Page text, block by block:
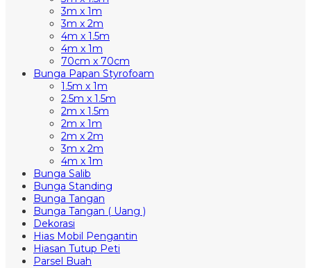
3m x 1m
3m x 2m
4m x 1.5m
4m x 1m
70cm x 70cm
Bunga Papan Styrofoam
1.5m x 1m
2.5m x 1.5m
2m x 1.5m
2m x 1m
2m x 2m
3m x 2m
4m x 1m
Bunga Salib
Bunga Standing
Bunga Tangan
Bunga Tangan ( Uang )
Dekorasi
Hias Mobil Pengantin
Hiasan Tutup Peti
Parsel Buah